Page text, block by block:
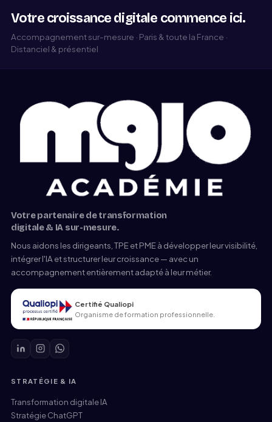
Votre croissance digitale commence ici.
Accompagnement sur-mesure · Paris & toute la France ·
Distanciel & présentiel
Votre partenaire de transformation
digitale & IA sur-mesure.
Nous aidons les dirigeants, TPE et PME à développer leur visibilité,
intégrer l'IA et structurer leur croissance — avec un
accompagnement entièrement adapté à leur métier.
Certifié Qualiopi
Organisme de formation professionnelle.
STRATÉGIE & IA
Transformation digitale IA
Stratégie ChatGPT